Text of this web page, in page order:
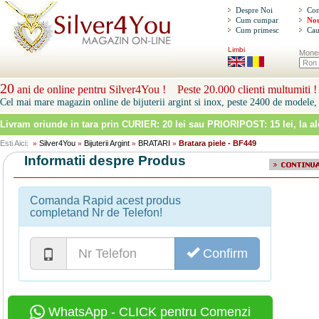
Despre Noi
Cum cumpar
Cum primesc
Limbi
20 ani de online pentru Silver4You ! Peste 20.000 clienti multumiti !
Cel mai mare magazin online de bijuterii argint si inox, peste 2400 de modele,
Livram oriunde in tara prin CURIER: 20 lei sau PRIORIPOST: 15 lei, la
Esti Aici: » Silver4You » Bijuterii Argint » BRATARI » Bratara piele - BF449
Informatii despre Produs
Comanda Rapid acest produs
completand Nr de Telefon!
Confirm
WhatsApp - CLICK pentru Comenzi